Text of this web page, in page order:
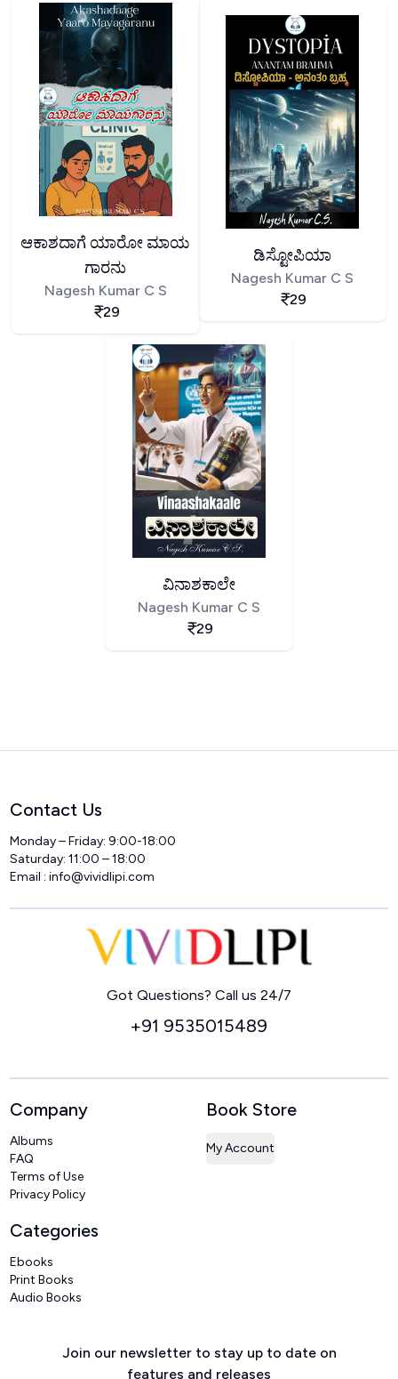
ಆಕಾಶದಾಗೆ ಯಾರೋ ಮಾಯ
ಗಾರನು
Nagesh Kumar C S
29
ಡಿಸ್ಟೋಪಿಯಾ
Nagesh Kumar C S
29
ವಿನಾಶಕಾಲೇ
Nagesh Kumar C S
29
Contact Us
Monday – Friday: 9:00-18:00
Saturday: 11:00 – 18:00
Email :info@vividlipi.com
Got Questions? Call us 24/7
+91 9535015489
Company
Albums
FAQ
Terms of Use
Privacy Policy
Book Store
My Account
Categories
Ebooks
Print Books
Audio Books
Join our newsletter to stay up to date on
features and releases